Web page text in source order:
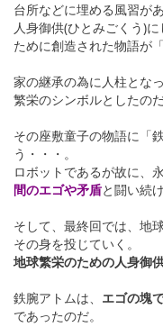
台所などに埋める風習が
人身御供(ひとみごくう)
ために創造された物語が
家の継承の為に人柱とな
繁栄のシンボルとしたのだ
その座敷童子の物語に「
う・・・。
ロボットであるが故に、
間のエゴや矛盾と闘い続け
そして、最終回では、地
その身を投じていく。
地球繁栄のための人身御
鉄腕アトムは、 エゴの塊
であったのだ。